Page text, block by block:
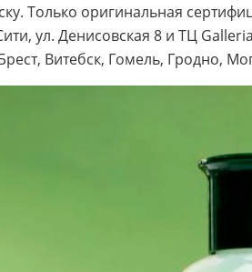
Только оригинальная
ул. Денисовская 8 и ТЦ
Витебск, Гомель, Гродно,